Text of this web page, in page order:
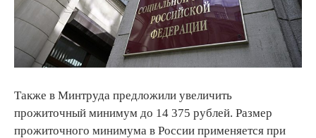
Также в Минтруда предложили увеличить
прожиточный минимум до 14 375 рублей. Размер
прожиточного минимума в России применяется при